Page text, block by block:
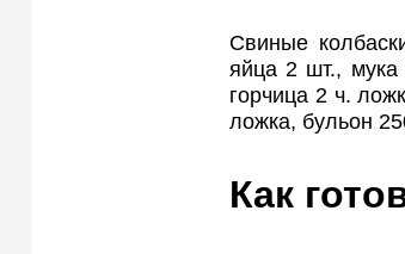
Свиные
яйца 2 шт., мука
горчица 2 ч.
ложка, бульон
Как